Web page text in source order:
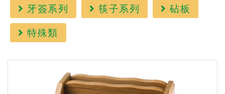
牙簽系列
筷子系列
砧板
特殊類